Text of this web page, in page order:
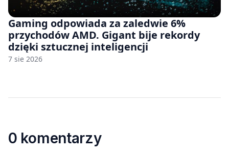
Gaming odpowiada za zaledwie 6%
przychodów AMD. Gigant bije rekordy
dzięki sztucznej inteligencji
7 sie 2026
0 komentarzy